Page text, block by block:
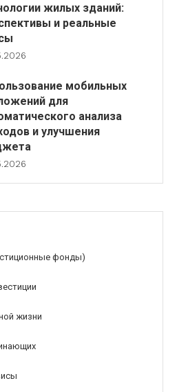
жилых зданий:
и реальные
мобильных
для
анализа
и улучшения
фонды)
жизни